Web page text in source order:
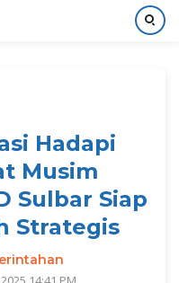
Hadapi
Musim
Sulbar Siap
Strategis